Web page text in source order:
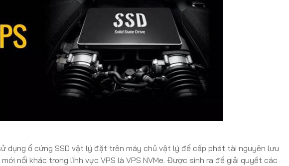
dụng ổ cứng SSD vật lý đặt trên máy chủ vật lý để cấp phát tài nguyên lưu
nổi khác trong lĩnh vực VPS là VPS NVMe. Được sinh ra để giải quyết các